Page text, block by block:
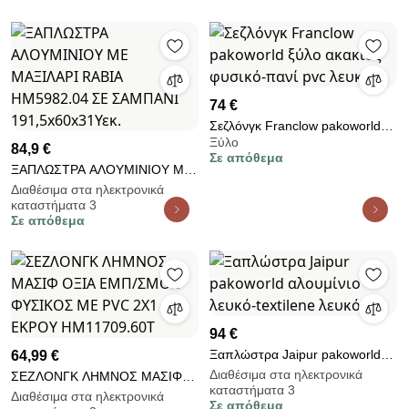
84,9 €
ΞΑΠΛΩΣΤΡΑ ΑΛΟΥΜΙΝΙΟΥ ΜΕ
ΜΑΞΙΛΑΡΙ RABIA HM5982.04
ΣΕ ΣΑΜΠΑΝΙ 191,5x60x31Υεκ.
Διαθέσιμα στα ηλεκτρονικά
καταστήματα 3
Σε απόθεμα
74 €
Σεζλόνγκ Franclow pakoworld
ξύλο ακακίας φυσικό-πανί pvc
λευκό
Ξύλο
Σε απόθεμα
64,99 €
ΣΕΖΛΟΝΓΚ ΛΗΜΝΟΣ ΜΑΣΙΦ
ΟΞΙΑ ΕΜΠ/ΣΜΟΣ ΦΥΣΙΚΟΣ ΜΕ
Διαθέσιμα στα ηλεκτρονικά
94 €
Ξαπλώστρα Jaipur pakoworld
αλουμίνιο λευκό-textilene λευκό
Διαθέσιμα στα ηλεκτρονικά
καταστήματα 3
Σε απόθεμα